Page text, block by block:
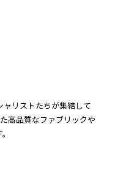
ャリストたちが集結して
高品質なファブリックや